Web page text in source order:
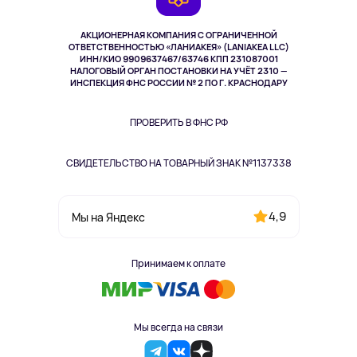
АКЦИОНЕРНАЯ КОМПАНИЯ С ОГРАНИЧЕННОЙ
ОТВЕТСТВЕННОСТЬЮ «ЛАНИАКЕЯ» (LANIAKEA LLC)
ИНН/КИО 9909637467/63746 КПП 231087001
НАЛОГОВЫЙ ОРГАН ПОСТАНОВКИ НА УЧЁТ 2310 —
ИНСПЕКЦИЯ ФНС РОССИИ № 2 ПО Г. КРАСНОДАРУ
ПРОВЕРИТЬ В ФНС РФ
СВИДЕТЕЛЬСТВО НА ТОВАРНЫЙ ЗНАК №1137338
Мы на Яндекс 4,9
Принимаем к оплате
Мы всегда на связи
Одежда и аксессуары